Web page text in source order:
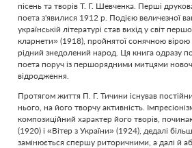
пісень та творів Т. Г. Шевченка. Перші
поета з'явилися 1912 р. Подією величезної
українській літературі став вихід у світ
кларнети» (1918), пройнятої сонячною
рідний знедолений народ. Ця книга одразу
поета поруч із першорядними митцями
відродження.
Протягом життя П. Г. Тичини існував
нього, на його творчу активність.
композиційний характер його творів,
(1920) і «Вітер з України» (1924), дедалі
замінюється спершу риторичними, а далі й